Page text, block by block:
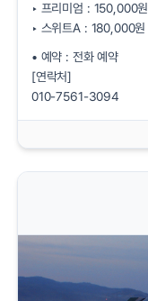
‣ 프리미엄 : 150,000원
‣ 스위트A : 180,000원
• 예약 : 전화 예약
[연락처]
010-7561-3094